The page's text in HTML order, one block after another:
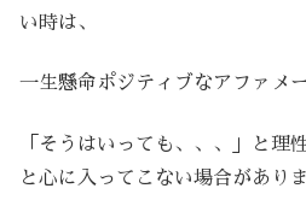
い時は、
一生懸命ポジティブなアファメ
「そうはいっても、、、」と理
と心に入ってこない場合がありま